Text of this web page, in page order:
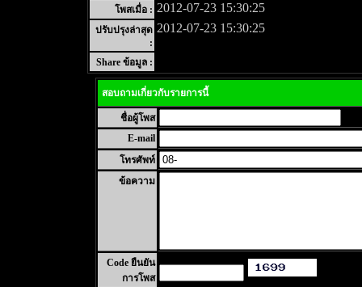
โพสเมื่อ : 2012-07-23 15:30:25
ปรับปรุงล่าสุด
:
2012-07-23 15:30:25
Share ข้อมูล :
สอบถามเกี่ยวกับรายการนี้
ชื่อผู้โพส
E-mail
โทรศัพท์
ข้อความ
Code ยืนยัน
การโพส